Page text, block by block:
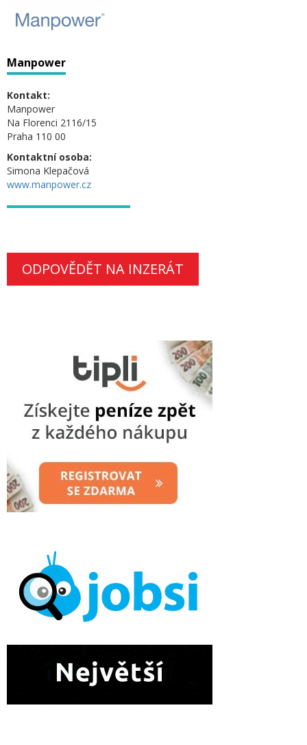
Manpower
Kontakt:
Manpower
Na Florenci 2116/15
Praha 110 00
Kontaktní osoba:
Simona Klepačová
www.manpower.cz
ODPOVĚDĚT NA INZERÁT